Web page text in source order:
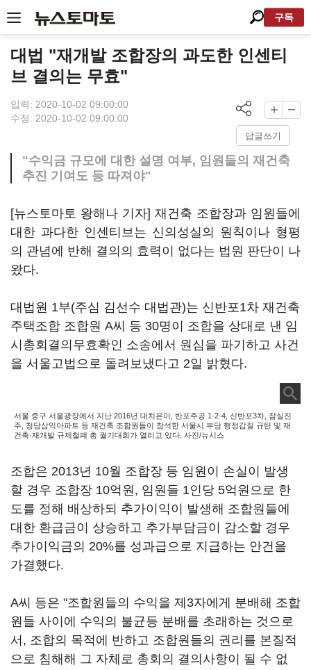
구독
대법 "재개발 조합장의 과도한 인센티
브 결의는 무효"
입력: 2020-10-02 09:00:00
수정: 2020-10-02 09:00:00
답글쓰기
"수익금 규모에 대한 설명 여부, 임원들의 재건축
추진 기여도 등 따져야"
[뉴스토마토 왕해나 기자] 재건축 조합장과 임원들에
대한 과다한 인센티브는 신의성실의 원칙이나 형평
의 관념에 반해 결의의 효력이 없다는 법원 판단이 나
왔다.
대법원 1부(주심 김선수 대법관)는 신반포1차 재건축
주택조합 조합원 A씨 등 30명이 조합을 상대로 낸 임
시총회결의무효확인 소송에서 원심을 파기하고 사건
을 서울고법으로 돌려보냈다고 2일 밝혔다.
서울 중구 서울광장에서 지난 2016년 대치은마, 반포주공 1·2·4, 신반포3차, 잠실진
주, 청담삼익아파트 등 재건축 조합원들이 참석한 서울시 부당 행정갑질 규탄 및 재
건축·재개발 규제철폐 총 궐기대회가 열리고 있다. 사진/뉴시스
조합은 2013년 10월 조합장 등 임원이 손실이 발생
할 경우 조합장 10억원, 임원들 1인당 5억원으로 한
도를 정해 배상하되 추가이익이 발생해 조합원들에
대한 환급금이 상승하고 추가부담금이 감소할 경우
추가이익금의 20%를 성과급으로 지급하는 안건을
가결했다.
A씨 등은 "조합원들의 수익을 제3자에게 분배해 조합
원들 사이에 수익의 불균등 분배를 초래하는 것으로
서, 조합의 목적에 반하고 조합원들의 권리를 본질적
으로 침해해 그 자체로 총회의 결의사항이 될 수 없